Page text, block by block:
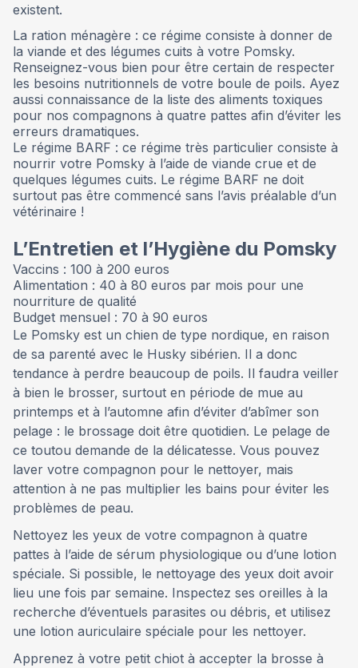
existent.
La ration ménagère : ce régime consiste à donner de
la viande et des légumes cuits à votre Pomsky.
Renseignez-vous bien pour être certain de respecter
les besoins nutritionnels de votre boule de poils. Ayez
aussi connaissance de la liste des aliments toxiques
pour nos compagnons à quatre pattes afin d’éviter les
erreurs dramatiques.
Le régime BARF : ce régime très particulier consiste à
nourrir votre Pomsky à l’aide de viande crue et de
quelques légumes cuits. Le régime BARF ne doit
surtout pas être commencé sans l’avis préalable d’un
vétérinaire !
L’Entretien et l’Hygiène du Pomsky
Vaccins : 100 à 200 euros
Alimentation : 40 à 80 euros par mois pour une
nourriture de qualité
Budget mensuel : 70 à 90 euros
Le Pomsky est un chien de type nordique, en raison
de sa parenté avec le Husky sibérien. Il a donc
tendance à perdre beaucoup de poils. Il faudra veiller
à bien le brosser, surtout en période de mue au
printemps et à l’automne afin d’éviter d’abîmer son
pelage : le brossage doit être quotidien. Le pelage de
ce toutou demande de la délicatesse. Vous pouvez
laver votre compagnon pour le nettoyer, mais
attention à ne pas multiplier les bains pour éviter les
problèmes de peau.
Nettoyez les yeux de votre compagnon à quatre
pattes à l’aide de sérum physiologique ou d’une lotion
spéciale. Si possible, le nettoyage des yeux doit avoir
lieu une fois par semaine. Inspectez ses oreilles à la
recherche d’éventuels parasites ou débris, et utilisez
une lotion auriculaire spéciale pour les nettoyer.
Apprenez à votre petit chiot à accepter la brosse à